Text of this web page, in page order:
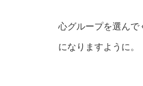
心グループを選ん
になりますように。